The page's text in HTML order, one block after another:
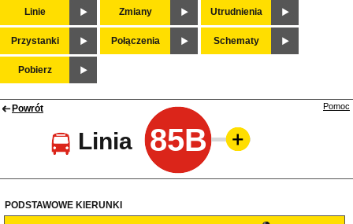
Linie Zmiany Utrudnienia
Przystanki Połączenia Schematy
Pobierz
Powrót
Linia 85B
Pomoc
PODSTAWOWE KIERUNKI